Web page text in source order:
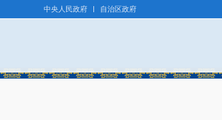
中央人民政府 自治区政府